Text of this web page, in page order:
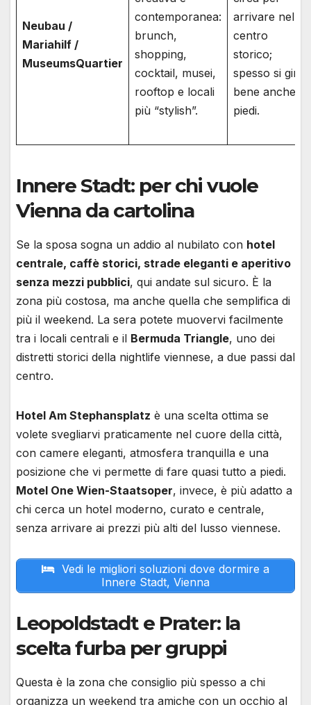
Neubau /
Mariahilf /
MuseumsQuartier
contemporanea:
brunch,
shopping,
cocktail, musei,
rooftop e locali
più “stylish”.
arrivare nel
centro
storico;
spesso si gira
bene anche a
piedi.
Innere Stadt: per chi vuole
Vienna da cartolina
Se la sposa sogna un addio al nubilato con hotel
centrale, caffè storici, strade eleganti e aperitivo
senza mezzi pubblici, qui andate sul sicuro. È la
zona più costosa, ma anche quella che semplifica di
più il weekend. La sera potete muovervi facilmente
tra i locali centrali e il Bermuda Triangle, uno dei
distretti storici della nightlife viennese, a due passi dal
centro.
Hotel Am Stephansplatz è una scelta ottima se
volete svegliarvi praticamente nel cuore della città,
con camere eleganti, atmosfera tranquilla e una
posizione che vi permette di fare quasi tutto a piedi.
Motel One Wien-Staatsoper, invece, è più adatto a
chi cerca un hotel moderno, curato e centrale,
senza arrivare ai prezzi più alti del lusso viennese.
Vedi le migliori soluzioni dove dormire a
Innere Stadt, Vienna
Leopoldstadt e Prater: la
scelta furba per gruppi
Questa è la zona che consiglio più spesso a chi
organizza un weekend tra amiche con un occhio al